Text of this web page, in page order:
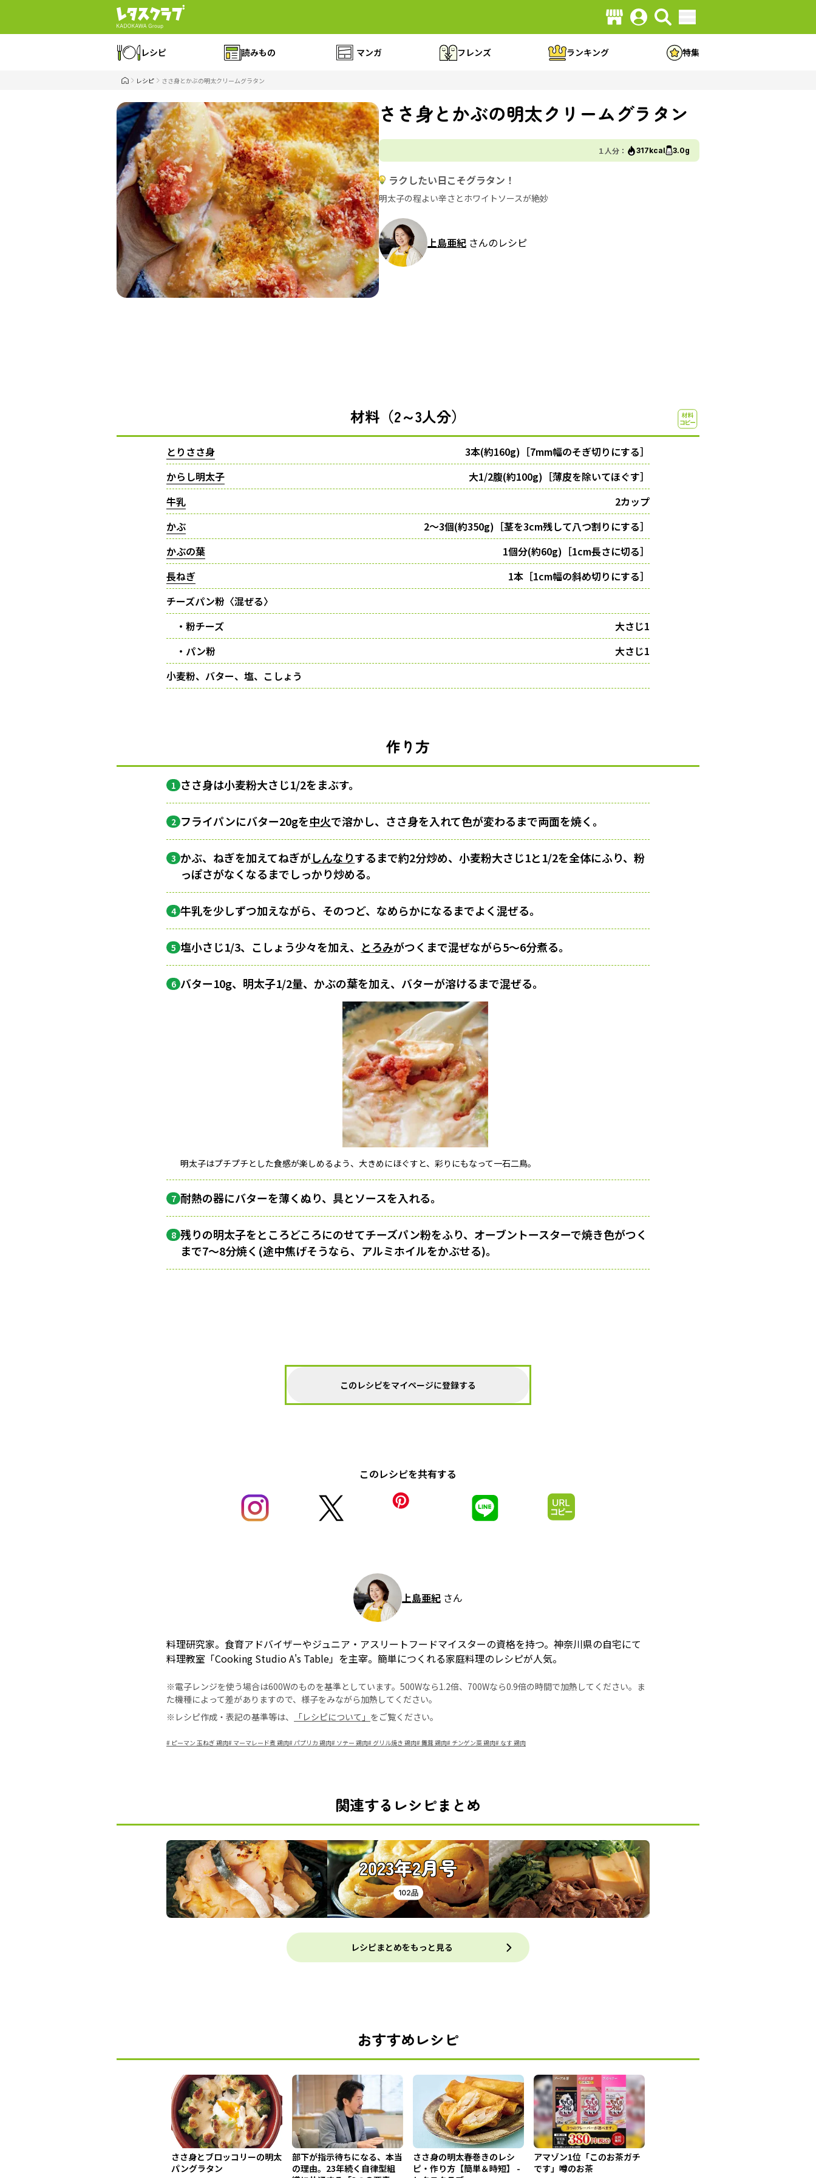
レシピ 読みもの マンガ フレンズ ランキング 特集
レシピ ささ身とかぶの明太クリームグラタン
ささ身とかぶの明太クリームグラタン
１人分： 317kcal 3.0g
ラクしたい日こそグラタン！
明太子の程よい辛さとホワイトソースが絶妙
上島亜紀 さんのレシピ
材料（2～3人分）
とりささ身
3本(約160g)［7mm幅のそぎ切りにする］
からし明太子
大1/2腹(約100g)［薄皮を除いてほぐす］
牛乳
2カップ
かぶ
2～3個(約350g)［茎を3cm残して八つ割りにする］
かぶの葉
1個分(約60g)［1cm長さに切る］
長ねぎ
1本［1cm幅の斜め切りにする］
チーズパン粉〈混ぜる〉
・粉チーズ
大さじ1
・パン粉
大さじ1
小麦粉、バター、塩、こしょう
作り方
1 ささ身は小麦粉大さじ1/2をまぶす。
2 フライパンにバター20gを中火で溶かし、ささ身を入れて色が変わるまで両面を焼く。
3 かぶ、ねぎを加えてねぎがしんなりするまで約2分炒め、小麦粉大さじ1と1/2を全体にふり、粉
っぽさがなくなるまでしっかり炒める。
4 牛乳を少しずつ加えながら、そのつど、なめらかになるまでよく混ぜる。
5 塩小さじ1/3、こしょう少々を加え、 とろみがつくまで混ぜながら5～6分煮る。
6 バター10g、明太子1/2量、かぶの葉を加え、バターが溶けるまで混ぜる。
明太子はプチプチとした食感が楽しめるよう、大きめにほぐすと、彩りにもなって一石二鳥。
7 耐熱の器にバターを薄くぬり、具とソースを入れる。
8 残りの明太子をところどころにのせてチーズパン粉をふり、オーブントースターで焼き色がつく
まで7～8分焼く(途中焦げそうなら、アルミホイルをかぶせる)。
このレシピをマイページに登録する
このレシピを共有する
上島亜紀 さん
料理研究家。食育アドバイザーやジュニア・アスリートフードマイスターの資格を持つ。神奈川県の自宅にて
料理教室「Cooking Studio A's Table」を主宰。簡単につくれる家庭料理のレシピが人気。
※電子レンジを使う場合は600Wのものを基準としています。500Wなら1.2倍、700Wなら0.9倍の時間で加熱してください。ま
た機種によって差がありますので、様子をみながら加熱してください。
※レシピ作成・表記の基準等は、
「レシピについて」 をご覧ください。
# ピーマン 玉ねぎ 鶏肉# マーマレード煮 鶏肉#パプリカ 鶏肉# ソテー 鶏肉# グリル焼き 鶏肉#舞茸 鶏肉# チンゲン菜 鶏肉# なす 鶏肉
関連するレシピまとめ
2023年2月号
102品
レシピまとめをもっと見る
おすすめレシピ
ささ身とブロッコリーの明太
パングラタン
部下が指示待ちになる、本当
の理由。23年続く自律型組
ささ身の明太春巻きのレシ
ピ・作り方【簡単＆時短】 -
アマゾン1位「このお茶ガチ
です」噂のお茶